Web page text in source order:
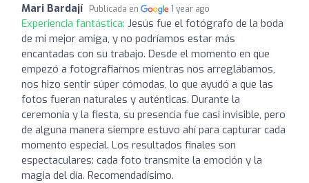
Mari Bardají Publicada en 1 year ago
Experiencia fantástica: Jesús fue el fotógrafo de la boda
de mi mejor amiga, y no podríamos estar más
encantadas con su trabajo. Desde el momento en que
empezó a fotografiarnos mientras nos arreglábamos,
nos hizo sentir súper cómodas, lo que ayudó a que las
fotos fueran naturales y auténticas. Durante la
ceremonia y la fiesta, su presencia fue casi invisible, pero
de alguna manera siempre estuvo ahí para capturar cada
momento especial. Los resultados finales son
espectaculares: cada foto transmite la emoción y la
magia del día. Recomendadísimo.